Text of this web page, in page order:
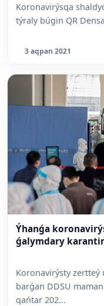
Koronavirýsqa
týraly búgin QR
3 aqpan 2021
Ýhanǵa
ǵalymdary
Koronavirýsty zertteý
barǵan DDSU
qańtar 202...